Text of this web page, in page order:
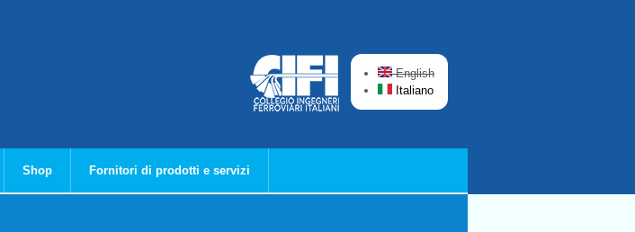
English
Italiano
Shop Fornitori di prodotti e servizi